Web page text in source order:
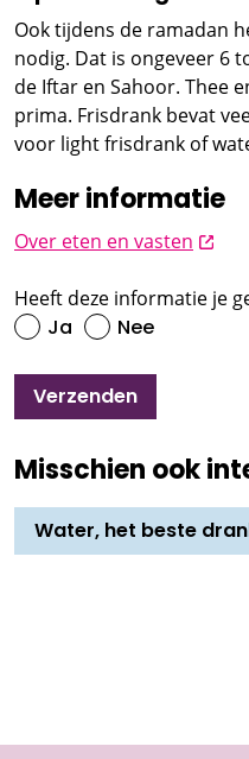
Misschien ook
Water, het beste
Ook tijdens de ramadan
nodig. Dat is ongeveer 6
de Iftar en Sahoor. Thee
prima. Frisdrank bevat
voor light frisdrank of
Meer informatie
Over eten en vasten
Heeft deze informatie je
Ja Nee
Verzenden